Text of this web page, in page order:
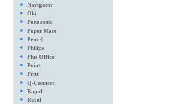
●
Navigator
●
Oki
●
Panasonic
●
Paper Mate
●
Pentel
●
Philips
●
Plus Office
●
Point
●
Pritt
●
Q-Connect
●
Rapid
●
Rexel